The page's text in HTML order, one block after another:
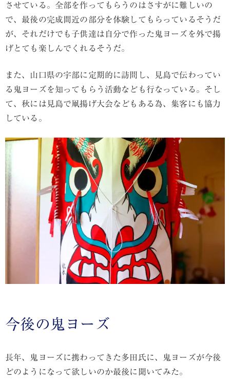
させている。全部を作ってもらうのはさすがに難しいの
で、最後の完成間近の部分を体験してもらっているそうだ
が、それだけでも子供達は自分で作った鬼ヨーズを外で揚
げとても楽しんでくれるそうだ。
また、山口県の宇部に定期的に訪問し、見島で伝わってい
る鬼ヨーズを知ってもらう活動なども行なっている。そし
て、秋には見島で凧揚げ大会などもある為、集客にも協力
している。
今後の鬼ヨーズ
長年、鬼ヨーズに携わってきた多田氏に、鬼ヨーズが今後
どのようになって欲しいのか最後に聞いてみた。